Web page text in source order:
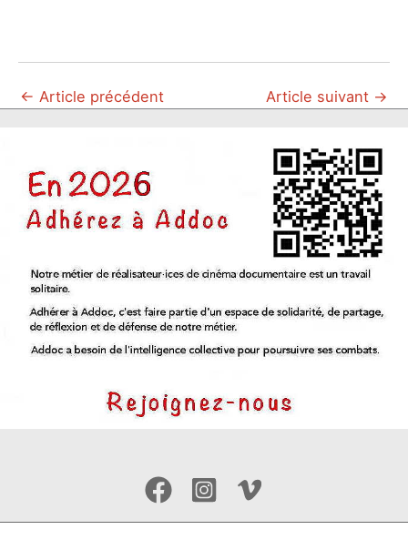
← Article précédent Article suivant →